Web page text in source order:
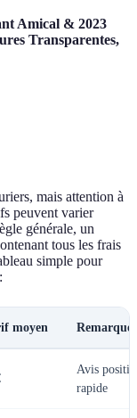
Amical & 2023
Transparentes,
mais attention à
peuvent varier
générale, un
tous les frais
simple pour
moyen Remarques
Avis
rapide